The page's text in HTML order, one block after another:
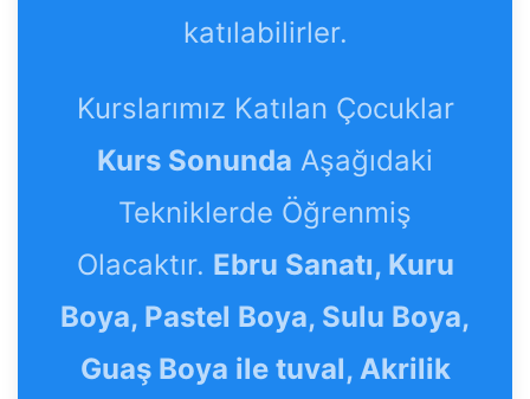
katılabilirler.
Kurslarımız Katılan Çocuklar
Kurs Sonunda Aşağıdaki
Tekniklerde Öğrenmiş
Olacaktır. Ebru Sanatı, Kuru
Boya, Pastel Boya, Sulu Boya,
Guaş Boya ile tuval, Akrilik